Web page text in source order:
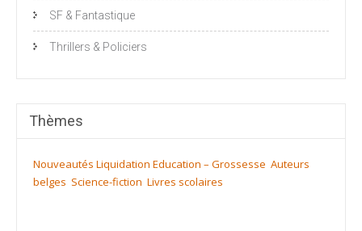
SF & Fantastique
Thrillers & Policiers
Thèmes
Nouveautés Liquidation Education – Grossesse Auteurs
belges Science-fiction Livres scolaires